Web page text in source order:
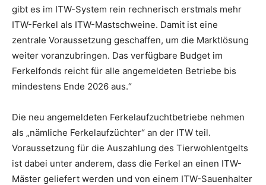
gibt es im ITW-System rein rechnerisch erstmals mehr
ITW-Ferkel als ITW-Mastschweine. Damit ist eine
zentrale Voraussetzung geschaffen, um die Marktlösung
weiter voranzubringen. Das verfügbare Budget im
Ferkelfonds reicht für alle angemeldeten Betriebe bis
mindestens Ende 2026 aus.“
Die neu angemeldeten Ferkelaufzuchtbetriebe nehmen
als „nämliche Ferkelaufzüchter“ an der ITW teil.
Voraussetzung für die Auszahlung des Tierwohlentgelts
ist dabei unter anderem, dass die Ferkel an einen ITW-
Mäster geliefert werden und von einem ITW-Sauenhalter